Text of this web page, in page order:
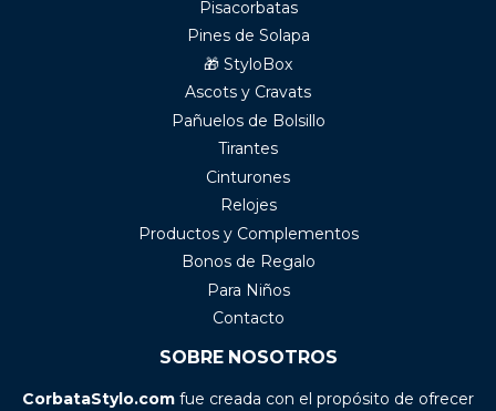
Pisacorbatas
Pines de Solapa
🎁 StyloBox
Ascots y Cravats
Pañuelos de Bolsillo
Tirantes
Cinturones
Relojes
Productos y Complementos
Bonos de Regalo
Para Niños
Contacto
SOBRE NOSOTROS
CorbataStylo.com fue creada con el propósito de ofrecer